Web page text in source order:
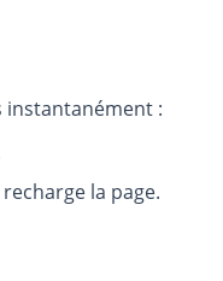
instantanément :
la page.